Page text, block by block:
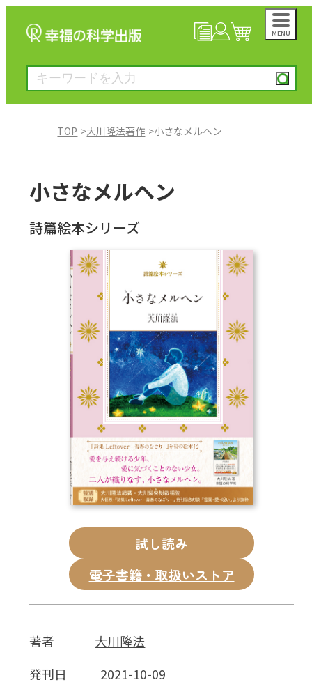
MENU
絵本
雑誌
CD
DVD・ブルーレイ
雑貨
外国語
TOP 大川隆法著作 小さなメルヘン
小さなメルヘン
詩篇絵本シリーズ
試し読み
電子書籍・取扱いストア
著者
大川隆法
発刊日
2021-10-09